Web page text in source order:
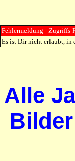
Fehlermeldung - Zugriffs-
Es ist Dir nicht erlaubt, in
Alle